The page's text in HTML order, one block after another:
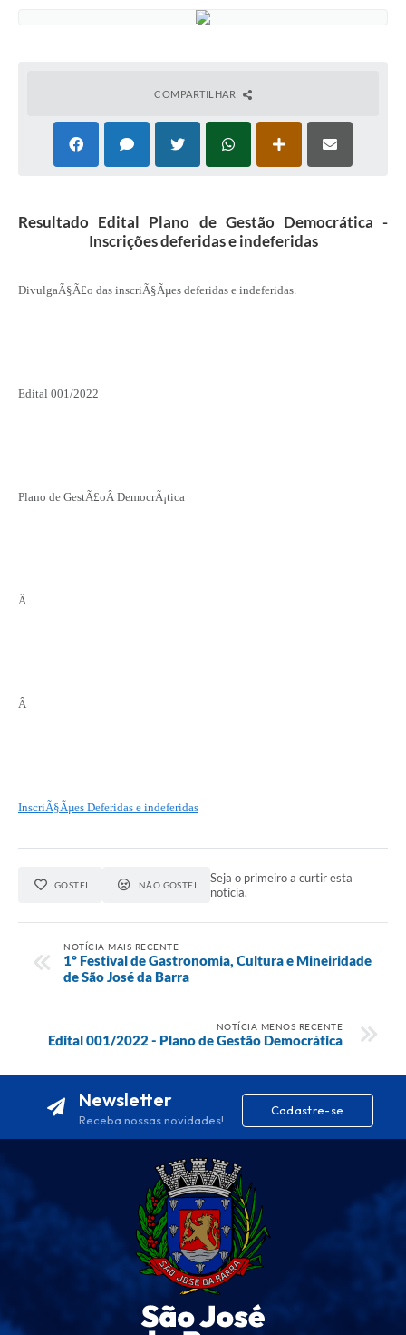
COMPARTILHAR
Resultado Edital Plano de Gestão Democrática -
Inscrições deferidas e indeferidas
DivulgaÃ§Ã£o das inscriÃ§Ãµes deferidas e indeferidas.
Edital 001/2022
Plano de GestÃ£oÂ DemocrÃ¡tica
Â
Â
InscriÃ§Ãµes Deferidas e indeferidas
GOSTEI NÃO GOSTEI
Seja o primeiro a curtir esta
notícia.
NOTÍCIA MAIS RECENTE
1º Festival de Gastronomia, Cultura e Mineiridade
de São José da Barra
NOTÍCIA MENOS RECENTE
Edital 001/2022 - Plano de Gestão Democrática
Newsletter
Receba nossas novidades!
Cadastre-se